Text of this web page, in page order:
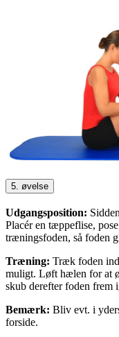
5. øvelse
Udgangsposition:
Placér en tæppeflise,
træningsfoden, så foden
Træning: Træk foden
muligt. Løft hælen for at
skub derefter foden frem
Bemærk: Bliv evt. i
forside.